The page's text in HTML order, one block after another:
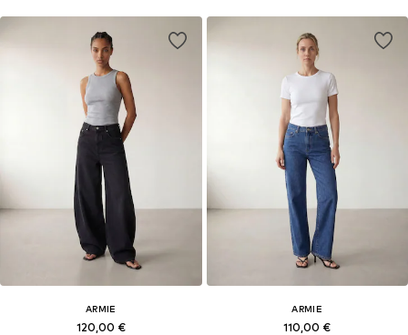
ARMIE
120,00 €
ARMIE
110,00 €